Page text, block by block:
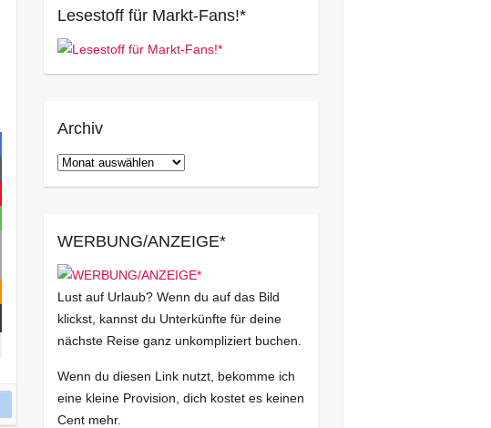
Lesestoff für Markt-Fans!*
Archiv
Archiv
WERBUNG/ANZEIGE*
Lust auf Urlaub? Wenn du auf das Bild
klickst, kannst du Unterkünfte für deine
nächste Reise ganz unkompliziert buchen.
Wenn du diesen Link nutzt, bekomme ich
eine kleine Provision, dich kostet es keinen
Cent mehr.